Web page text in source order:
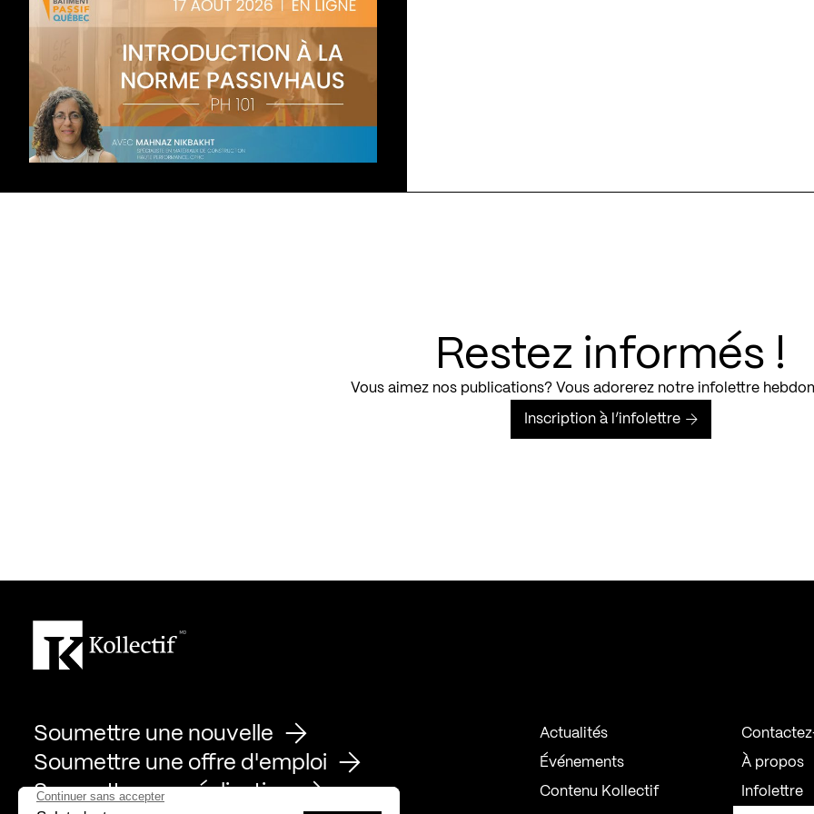
Restez informés !
Vous aimez nos publications? Vous adorerez notre infolettre
Inscription à l’infolettre
Soumettre une nouvelle
Soumettre une offre d'emploi
Soumettre une réalisation
Actualités
Événements
Contenu Kollectif
À propos
Infolettre